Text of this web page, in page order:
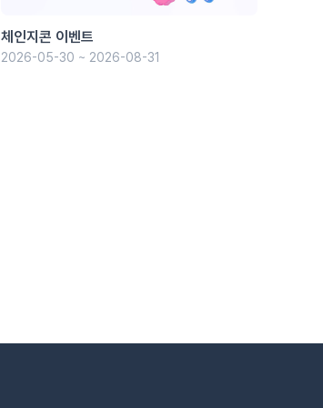
체인지콘 이벤트
2026-05-30 ~ 2026-08-31